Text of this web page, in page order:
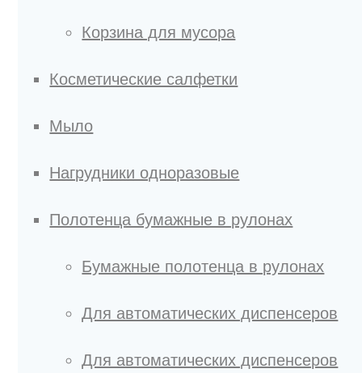
Корзина для мусора
Косметические салфетки
Мыло
Нагрудники одноразовые
Полотенца бумажные в рулонах
Бумажные полотенца в рулонах
Для автоматических диспенсеров
Для автоматических диспенсеров